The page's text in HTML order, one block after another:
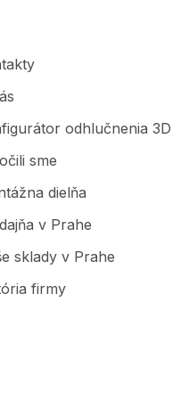
odhlučnenia 3D
sme
dielňa
v Prahe
sklady v Prahe
firmy